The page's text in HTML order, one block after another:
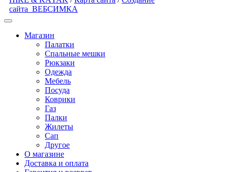
сайта ВЕБСИМКА
Магазин
Палатки
Спальные мешки
Рюкзаки
Одежда
Мебель
Посуда
Коврики
Газ
Палки
Жилеты
Сап
Другое
О магазине
Доставка и оплата